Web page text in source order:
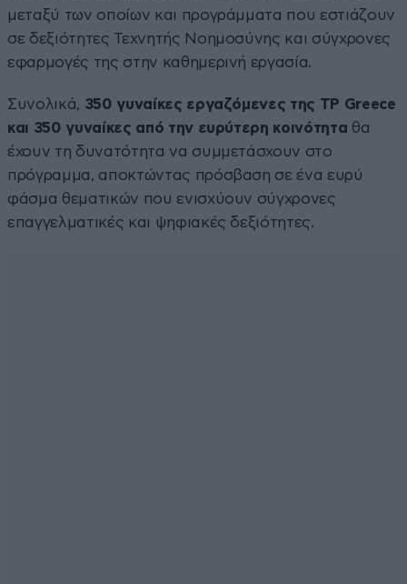
μεταξύ των οποίων και προγράμματα που εστιάζουν
σε δεξιότητες Τεχνητής Νοημοσύνης και σύγχρονες
εφαρμογές της στην καθημερινή εργασία.
Συνολικά, 350 γυναίκες εργαζόμενες της TP Greece
και 350 γυναίκες από την ευρύτερη κοινότητα θα
έχουν τη δυνατότητα να συμμετάσχουν στο
πρόγραμμα, αποκτώντας πρόσβαση σε ένα ευρύ
φάσμα θεματικών που ενισχύουν σύγχρονες
επαγγελματικές και ψηφιακές δεξιότητες.